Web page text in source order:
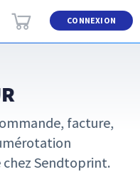
CONNEXION
facture,
Sendtoprint.